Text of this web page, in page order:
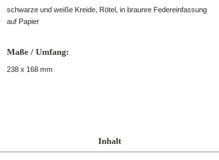
schwarze und weiße Kreide, Rötel, in braunre Federeinfassung
auf Papier
Maße / Umfang:
238 x 168 mm
Inhalt